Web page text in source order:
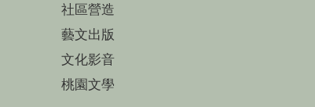
社區營造
藝文出版
文化影音
桃園文學